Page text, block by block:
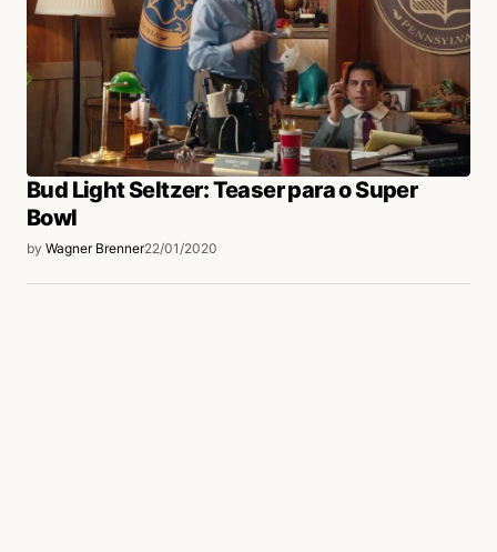
Bud Light Seltzer: Teaser para o Super
Bowl
by Wagner Brenner22/01/2020